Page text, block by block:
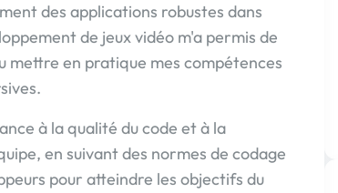
des applications robustes dans
de jeux vidéo m'a permis de
mettre en pratique mes compétences
à la qualité du code et à la
en suivant des normes de codage
pour atteindre les objectifs du